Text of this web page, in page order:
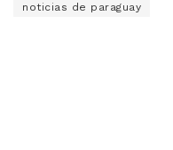
noticias de paraguay